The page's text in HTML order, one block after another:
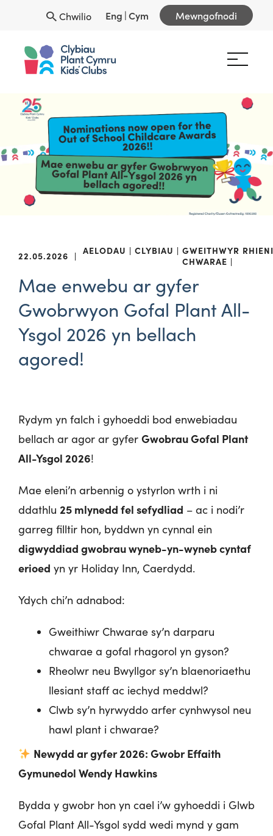
Chwilio Eng |Cym Mewngofnodi
22.05.2026 | AELODAU CLYBIAU
GWEITHWYR
CHWARAE
RHIENI
Mae enwebu ar gyfer
Gwobrwyon Gofal Plant All-
Ysgol 2026 yn bellach
agored!
Rydym yn falch i gyhoeddi bod enwebiadau
bellach ar agor ar gyfer Gwobrau Gofal Plant
All-Ysgol 2026!
Mae eleni’n arbennig o ystyrlon wrth i ni
ddathlu 25 mlynedd fel sefydliad – ac i nodi’r
garreg filltir hon, byddwn yn cynnal ein
digwyddiad gwobrau wyneb-yn-wyneb cyntaf
erioed yn yr Holiday Inn, Caerdydd.
Ydych chi’n adnabod:
Gweithiwr Chwarae sy’n darparu
chwarae a gofal rhagorol yn gyson?
Rheolwr neu Bwyllgor sy’n blaenoriaethu
llesiant staff ac iechyd meddwl?
Clwb sy’n hyrwyddo arfer cynhwysol neu
hawl plant i chwarae?
Newydd ar gyfer 2026: Gwobr Effaith
Gymunedol Wendy Hawkins
Bydda y gwobr hon yn cael i’w gyhoeddi i Glwb
Gofal Plant All-Ysgol sydd wedi mynd y gam